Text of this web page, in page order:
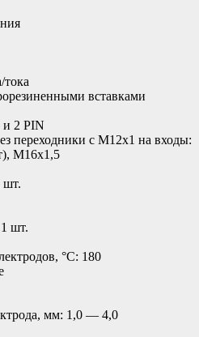
тока
вставками
и 2 PIN
переходники с М12х1 на входы:
М16х1,5
шт.
шт.
°C: 180
мм: 1,0 — 4,0